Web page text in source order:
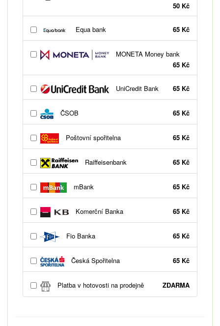
50 Kč
Equa bank 65 Kč
MONETA Money bank
65 Kč
UniCredit Bank 65 Kč
ČSOB 65 Kč
Poštovní spořitelna 65 Kč
Raiffeisenbank 65 Kč
mBank 65 Kč
Komerční Banka 65 Kč
Fio Banka 65 Kč
Česká Spořitelna 65 Kč
Platba v hotovosti na prodejně ZDARMA